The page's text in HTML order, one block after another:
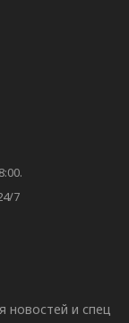
7
новостей и спец